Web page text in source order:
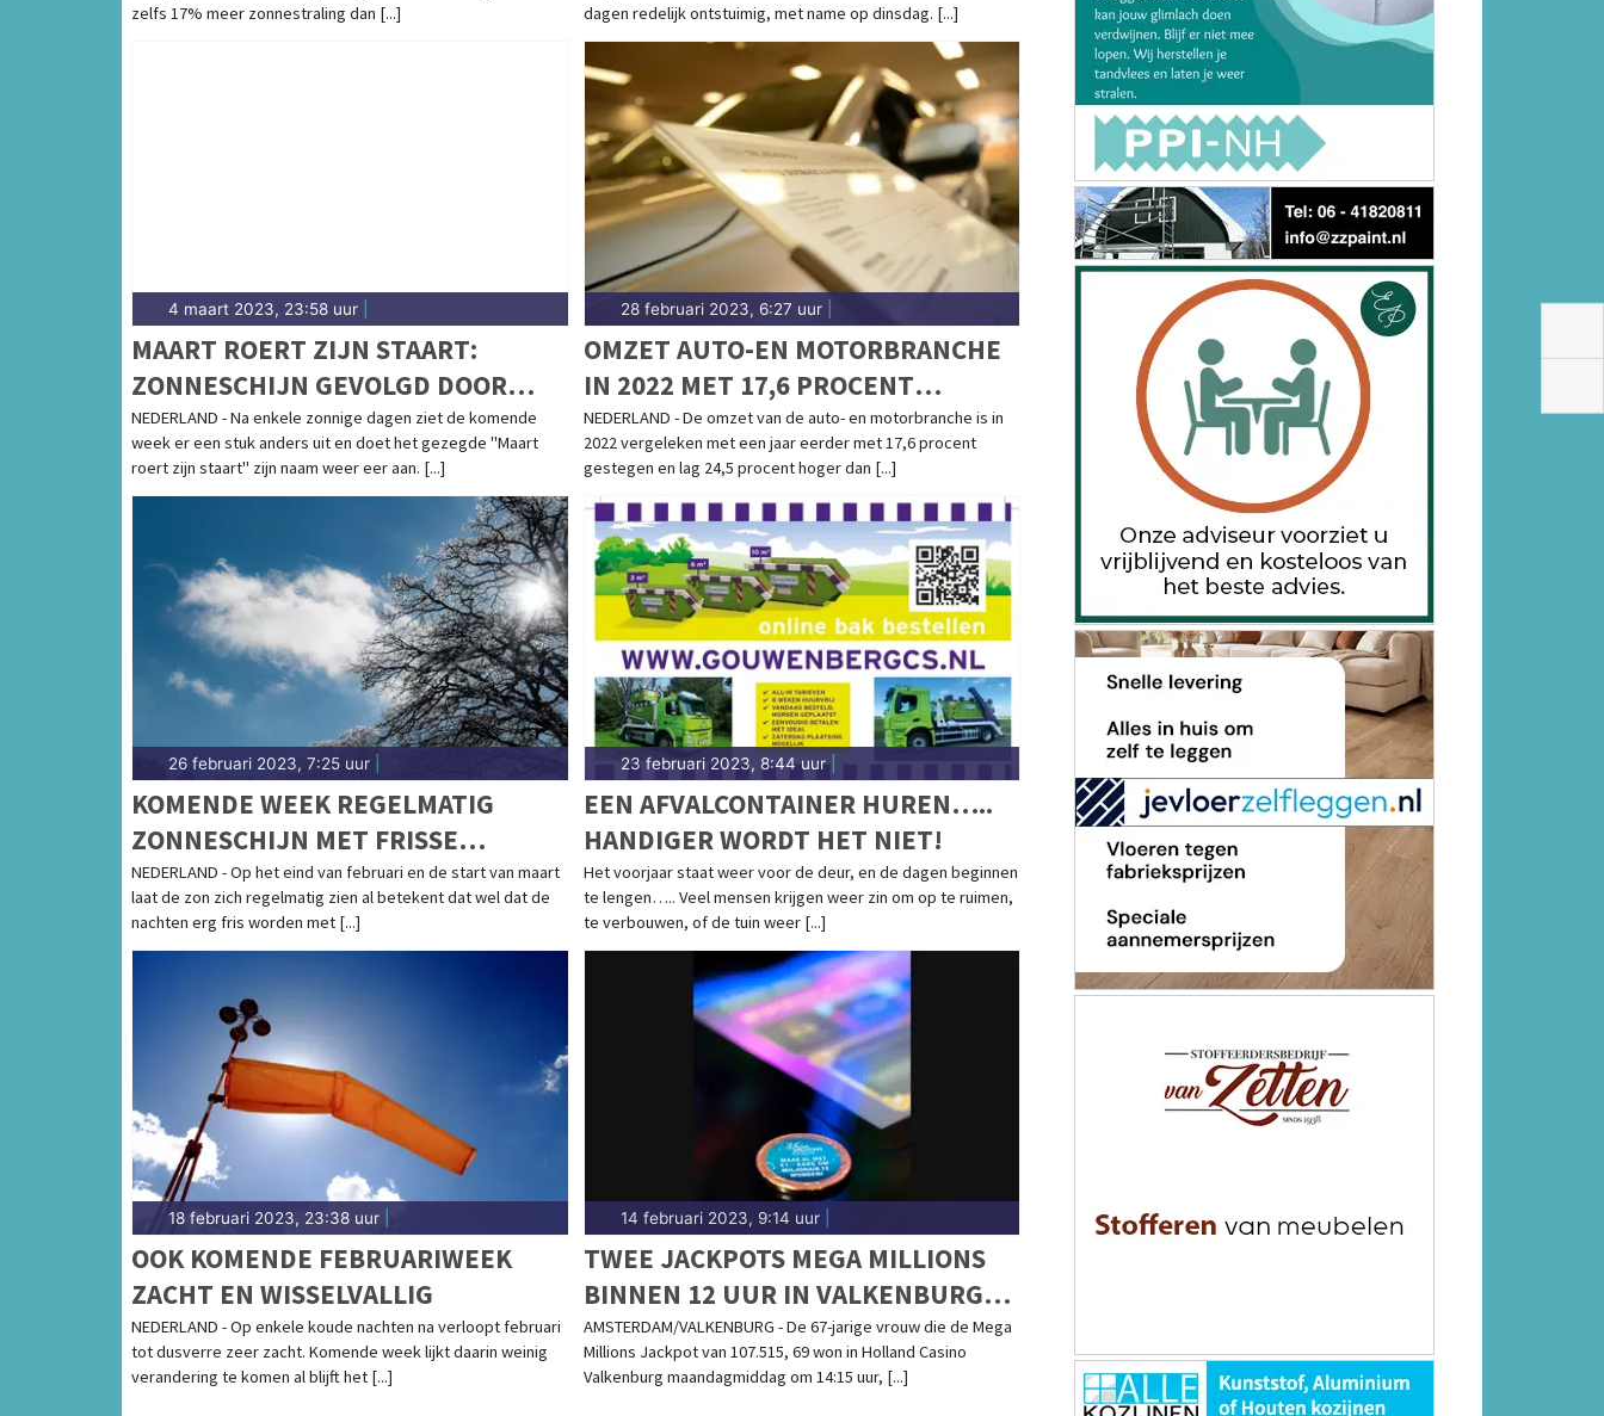
zelfs 17% meer zonnestraling dan [...]
dagen redelijk ontstuimig, met name op dinsdag. [...]
4 maart 2023, 23:58 uur
MAART ROERT ZIJN STAART:
ZONNESCHIJN GEVOLGD DOOR
(WINTERSE) BUIEN
NEDERLAND - Na enkele zonnige dagen ziet de komende
week er een stuk anders uit en doet het gezegde "Maart
roert zijn staart" zijn naam weer eer aan. [...]
28 februari 2023, 6:27 uur|
OMZET AUTO-EN MOTORBRANCHE
IN 2022 MET 17,6 PROCENT
GESTEGEN
NEDERLAND - De omzet van de auto- en motorbranche is in
2022 vergeleken met een jaar eerder met 17,6 procent
gestegen en lag 24,5 procent hoger dan [...]
26 februari 2023, 7:25 uur
KOMENDE WEEK REGELMATIG
ZONNESCHIJN MET FRISSE
NACHTEN
NEDERLAND - Op het eind van februari en de start van maart
laat de zon zich regelmatig zien al betekent dat wel dat de
nachten erg fris worden met [...]
23 februari 2023, 8:44 uur|
EEN AFVALCONTAINER HUREN…..
HANDIGER WORDT HET NIET!
Het voorjaar staat weer voor de deur, en de dagen beginnen
te lengen….. Veel mensen krijgen weer zin om op te ruimen,
te verbouwen, of de tuin weer [...]
18 februari 2023, 23:38 uur
OOK KOMENDE FEBRUARIWEEK
ZACHT EN WISSELVALLIG
NEDERLAND - Op enkele koude nachten na verloopt februari
tot dusverre zeer zacht. Komende week lijkt daarin weinig
verandering te komen al blijft het [...]
14 februari 2023, 9:14 uur|
TWEE JACKPOTS MEGA MILLIONS
BINNEN 12 UUR IN VALKENBURG
EN AMSTERDAM
AMSTERDAM/VALKENBURG - De 67-jarige vrouw die de Mega
Millions Jackpot van 107.515, 69 won in Holland Casino
Valkenburg maandagmiddag om 14:15 uur, [...]